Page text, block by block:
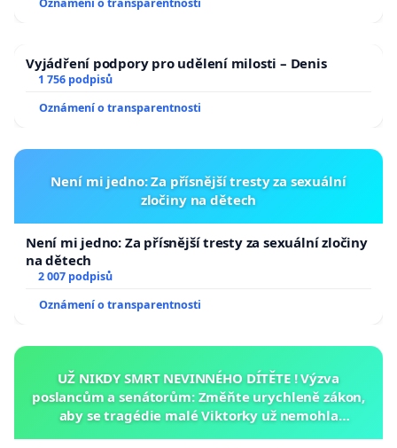
Oznámení o transparentnosti
Vyjádření podpory pro udělení milosti – Denis
1 756 podpisů
Oznámení o transparentnosti
Není mi jedno: Za přísnější tresty za sexuální
zločiny na dětech
Není mi jedno: Za přísnější tresty za sexuální zločiny
na dětech
2 007 podpisů
Oznámení o transparentnosti
UŽ NIKDY SMRT NEVINNÉHO DÍTĚTE ! Výzva
poslancům a senátorům: Změňte urychleně zákon,
aby se tragédie malé Viktorky už nemohla